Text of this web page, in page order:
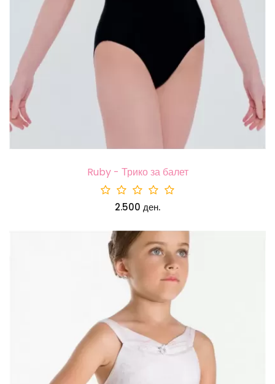
Ruby - Трико за балет
2.500 ден.